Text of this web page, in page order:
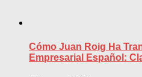
Cómo Juan Roig Ha
Empresarial Español: